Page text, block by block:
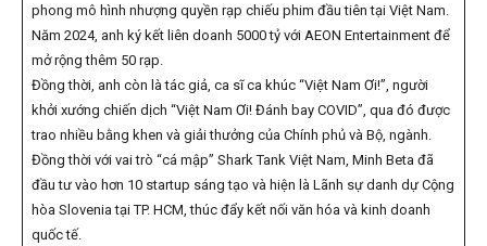
phong mô hình nhượng quyền rạp chiếu phim đầu tiên tại Việt Nam.
Năm 2024, anh ký kết liên doanh 5000 tỷ với AEON Entertainment để
mở rộng thêm 50 rạp.
Đồng thời, anh còn là tác giả, ca sĩ ca khúc “Việt Nam Ơi!”, người
khởi xướng chiến dịch “Việt Nam Ơi! Đánh bay COVID”, qua đó được
trao nhiều bằng khen và giải thưởng của Chính phủ và Bộ, ngành.
Đồng thời với vai trò “cá mập” Shark Tank Việt Nam, Minh Beta đã
đầu tư vào hơn 10 startup sáng tạo và hiện là Lãnh sự danh dự Cộng
hòa Slovenia tại TP. HCM, thúc đẩy kết nối văn hóa và kinh doanh
quốc tế.